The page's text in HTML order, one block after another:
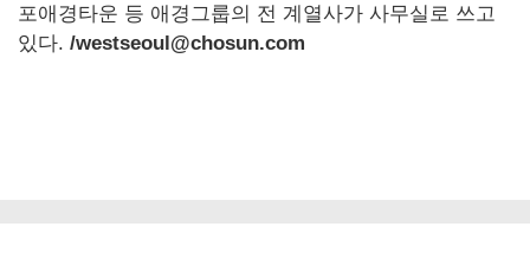
포애경타운 등 애경그룹의 전 계열사가 사무실로 쓰고
있다. /westseoul@chosun.com